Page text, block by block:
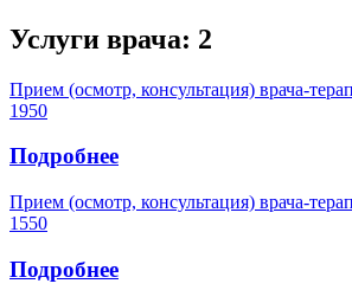
Услуги врача: 2
Прием (осмотр, консультация) врача-
1950
Подробнее
Прием (осмотр, консультация) врача-
1550
Подробнее